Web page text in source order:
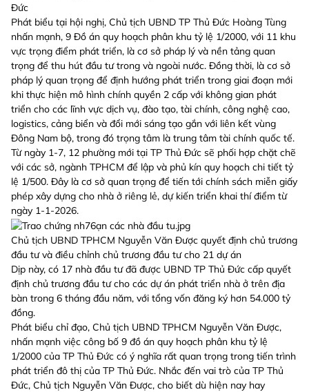
Đức
Phát biểu tại hội nghị, Chủ tịch UBND TP Thủ Đức Hoàng Tùng
nhấn mạnh, 9 Đồ án quy hoạch phân khu tỷ lệ 1/2000, với 11 khu
vực trọng điểm phát triển, là cơ sở pháp lý và nền tảng quan
trọng để thu hút đầu tư trong và ngoài nước. Đồng thời, là cơ sở
pháp lý quan trọng để định hướng phát triển trong giai đoạn mới
khi thực hiện mô hình chính quyền 2 cấp với không gian phát
triển cho các lĩnh vực dịch vụ, đào tạo, tài chính, công nghệ cao,
logistics, cảng biển và đổi mới sáng tạo gắn với liên kết vùng
Đông Nam bộ, trong đó trọng tâm là trung tâm tài chính quốc tế.
Từ ngày 1-7, 12 phường mới tại TP Thủ Đức sẽ phối hợp chặt chẽ
với các sở, ngành TPHCM để lập và phủ kín quy hoạch chi tiết tỷ
lệ 1/500. Đây là cơ sở quan trọng để tiến tới chính sách miễn giấy
phép xây dựng cho nhà ở riêng lẻ, dự kiến triển khai thí điểm từ
ngày 1-1-2026.
Chủ tịch UBND TPHCM Nguyễn Văn Được quyết định chủ trương
đầu tư và điều chỉnh chủ trương đầu tư cho 21 dự án
Dịp này, có 17 nhà đầu tư đã được UBND TP Thủ Đức cấp quyết
định chủ trương đầu tư cho các dự án phát triển nhà ở trên địa
bàn trong 6 tháng đầu năm, với tổng vốn đăng ký hơn 54.000 tỷ
đồng.
Phát biểu chỉ đạo, Chủ tịch UBND TPHCM Nguyễn Văn Được,
nhấn mạnh việc công bố 9 đồ án quy hoạch phân khu tỷ lệ
1/2000 của TP Thủ Đức có ý nghĩa rất quan trọng trong tiến trình
phát triển đô thị của TP Thủ Đức. Nhắc đến vai trò của TP Thủ
Đức, Chủ tịch Nguyễn Văn Được, cho biết dù hiện nay hay